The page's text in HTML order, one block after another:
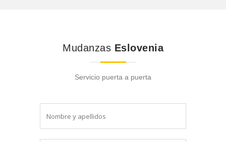
Mudanzas Eslovenia
Servicio puerta a puerta